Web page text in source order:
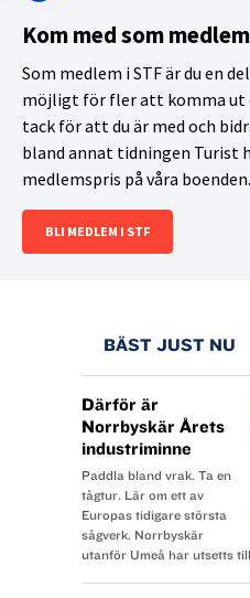
Kom med som medlem
Som medlem i STF är du en
möjligt för fler att komma ut
tack för att du är med och
bland annat tidningen Turist
medlemspris på våra boenden.
BLI MEDLEM I STF
BÄST JUST NU
Därför är
Norrbyskär Årets
industriminne
Paddla bland vrak. Ta en
tågtur. Lär om ett av
Europas tidigare största
sågverk. Norrbyskär
utanför Umeå har utsetts